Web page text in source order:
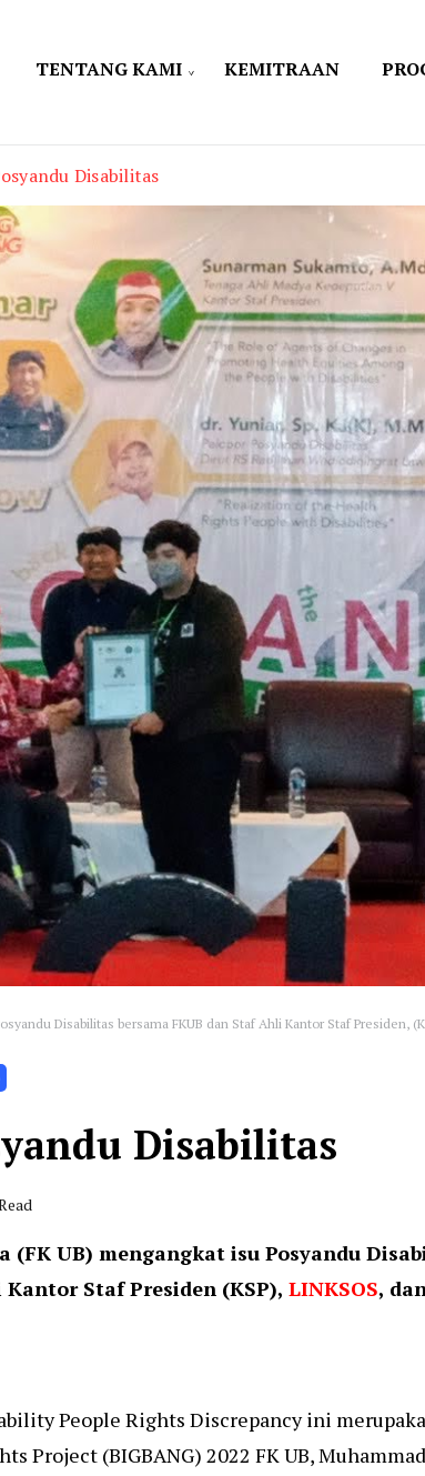
TENTANG KAMI KEMITRAAN
Disabilitas
Disabilitas bersama FKUB dan Staf Ahli Kantor Staf Presiden,
Disabilitas
UB) mengangkat isu Posyandu
Staf Presiden (KSP), LINKSOS,
People Rights Discrepancy ini
Project (BIGBANG) 2022 FK UB,